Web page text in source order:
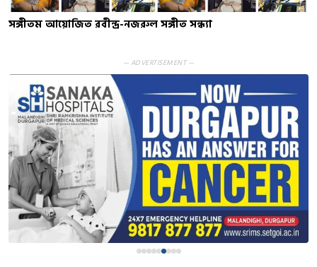
সঙ্গীতম আয়োজিত রবীন্দ্র-নজরুল সঙ্গীত সন্ধ্যা
— ADVERTISEMENT —